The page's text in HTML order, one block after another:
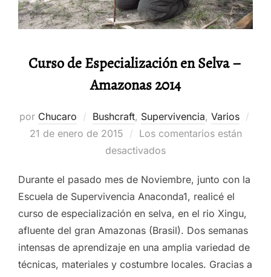
Curso de Especialización en Selva –
Amazonas 2014
por Chucaro Bushcraft, Supervivencia, Varios
Publicado
21 de enero de 2015
Los comentarios están
desactivados
Durante el pasado mes de Noviembre, junto con la
Escuela de Supervivencia Anaconda1, realicé el
curso de especialización en selva, en el rio Xingu,
afluente del gran Amazonas (Brasil). Dos semanas
intensas de aprendizaje en una amplia variedad de
técnicas, materiales y costumbre locales. Gracias a